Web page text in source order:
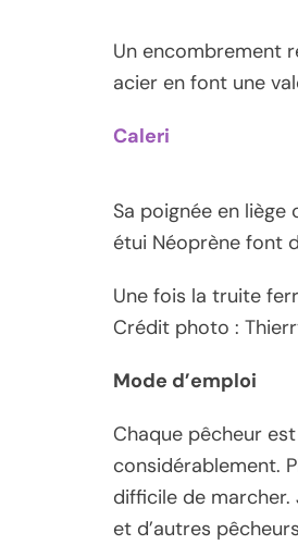
Un encombrement
acier en font une
Caleri
Sa poignée en
étui Néoprène font
Une fois la truite
Crédit photo :
Mode d’emploi
Chaque pêcheur
considérablement.
difficile de marcher.
et d’autres